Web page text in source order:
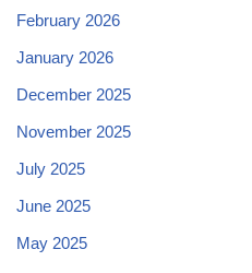
February 2026
January 2026
December 2025
November 2025
July 2025
June 2025
May 2025